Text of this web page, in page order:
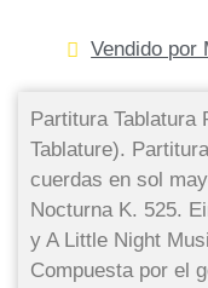
Vendido por
Partitura Tablatura
Tablature).
cuerdas en sol
Nocturna K. 525.
y A Little Night
Compuesta por el